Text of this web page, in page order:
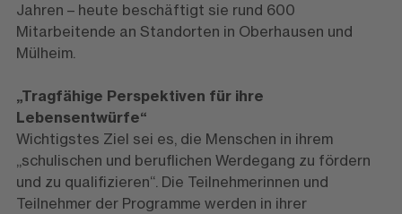
Jahren – heute beschäftigt sie rund 600
Mitarbeitende an Standorten in Oberhausen und
Mülheim.
„Tragfähige Perspektiven für ihre
Lebensentwürfe“
Wichtigstes Ziel sei es, die Menschen in ihrem
„schulischen und beruflichen Werdegang zu fördern
und zu qualifizieren“. Die Teilnehmerinnen und
Teilnehmer der Programme werden in ihrer